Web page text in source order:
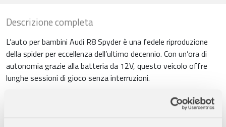
Descrizione completa
L’auto per bambini Audi R8 Spyder è una fedele riproduzione
della spider per eccellenza dell’ultimo decennio. Con un’ora di
autonomia grazie alla batteria da 12V, questo veicolo offre
lunghe sessioni di gioco senza interruzioni.
L’attacco MP3 integrato consente al bambino di passare il
tempo di gioco ascoltando la propria musica preferita,